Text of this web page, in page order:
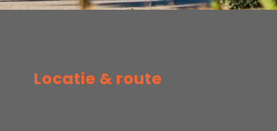
Locatie & route